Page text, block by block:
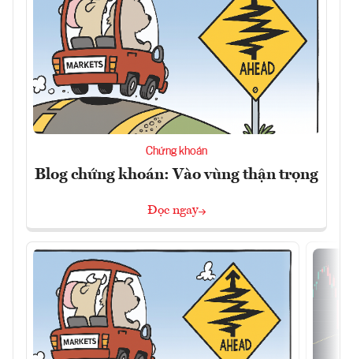
Chứng khoán
Blog chứng khoán: Vào vùng thận trọng
Đọc ngay